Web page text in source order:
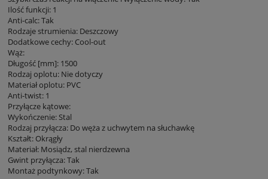
Ilość funkcji: 1
Anti-calc: Tak
Rodzaje strumienia: Deszczowy
Dodatkowe cechy: Cool-out
Wąż:
Długość [mm]: 1500
Rodzaj oplotu: Nie dotyczy
Materiał oplotu: PVC
Anti-twist: 1
Przyłącze kątowe:
Wykończenie: Stal
Rodzaj przyłącza: Do węża z uchwytem na słuchawkę
Kształt: Okrągły
Materiał: Mosiądz, stal nierdzewna
Gwint przyłącza: Tak
Montaż podtynkowy: Tak